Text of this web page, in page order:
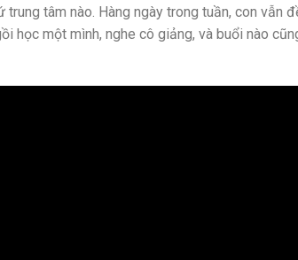
tâm nào. Hàng ngày trong tuần, con vẫn
học một mình, nghe cô giảng, và buổi nào